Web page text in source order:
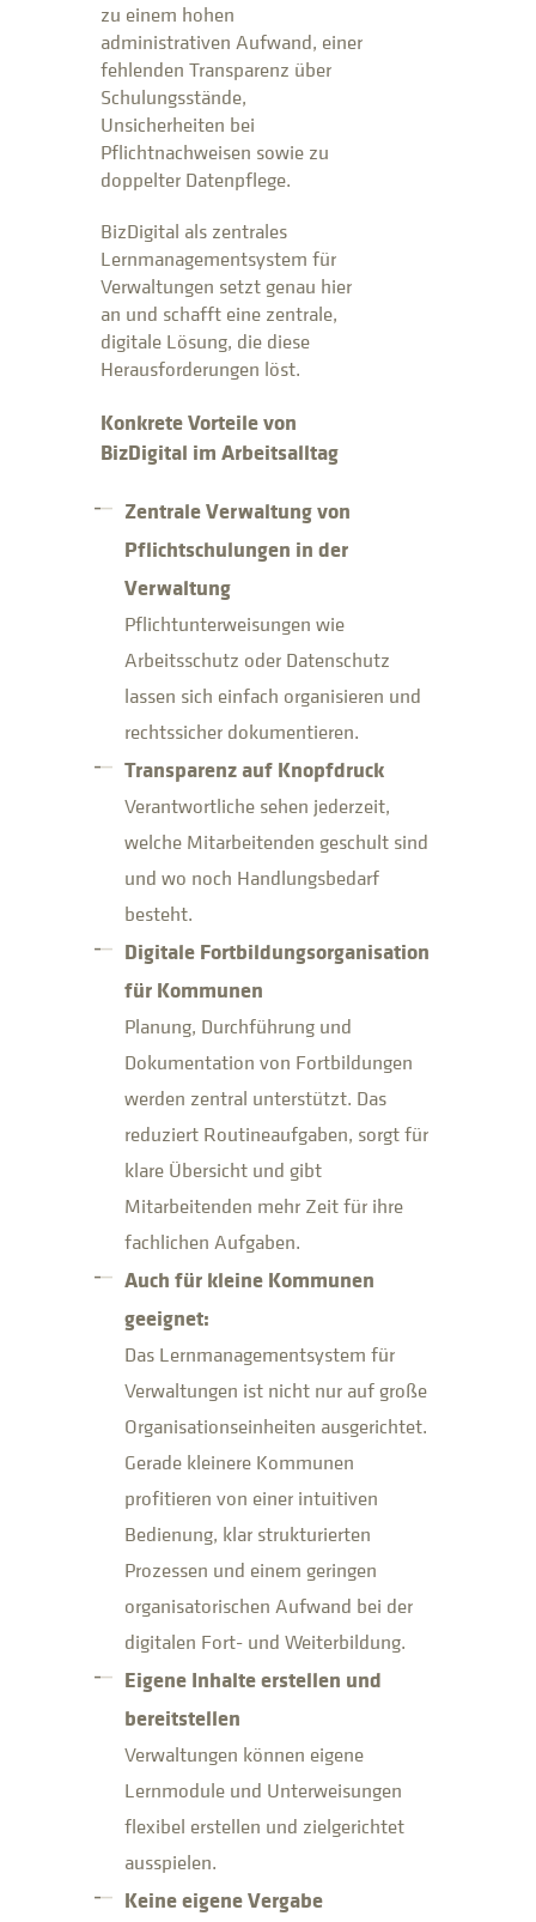
zu einem hohen
administrativen Aufwand, einer
fehlenden Transparenz über
Schulungsstände,
Unsicherheiten bei
Pflichtnachweisen sowie zu
doppelter Datenpflege.
BizDigital als zentrales
Lernmanagementsystem für
Verwaltungen setzt genau hier
an und schafft eine zentrale,
digitale Lösung, die diese
Herausforderungen löst.
Konkrete Vorteile von
BizDigital im Arbeitsalltag
Zentrale Verwaltung von
Pflichtschulungen in der
Verwaltung
Pflichtunterweisungen wie
Arbeitsschutz oder Datenschutz
lassen sich einfach organisieren und
rechtssicher dokumentieren.
Transparenz auf Knopfdruck
Verantwortliche sehen jederzeit,
welche Mitarbeitenden geschult sind
und wo noch Handlungsbedarf
besteht.
Digitale Fortbildungsorganisation
für Kommunen
Planung, Durchführung und
Dokumentation von Fortbildungen
werden zentral unterstützt. Das
reduziert Routineaufgaben, sorgt für
klare Übersicht und gibt
Mitarbeitenden mehr Zeit für ihre
fachlichen Aufgaben.
Auch für kleine Kommunen
geeignet:
Das Lernmanagementsystem für
Verwaltungen ist nicht nur auf große
Organisationseinheiten ausgerichtet.
Gerade kleinere Kommunen
profitieren von einer intuitiven
Bedienung, klar strukturierten
Prozessen und einem geringen
organisatorischen Aufwand bei der
digitalen Fort- und Weiterbildung.
Eigene Inhalte erstellen und
bereitstellen
Verwaltungen können eigene
Lernmodule und Unterweisungen
flexibel erstellen und zielgerichtet
ausspielen.
Keine eigene Vergabe